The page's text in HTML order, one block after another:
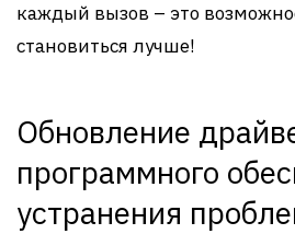
каждый вызов – это
становиться лучше!
Обновление
программного
устранения